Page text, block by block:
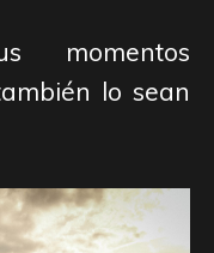
momentos
lo sean